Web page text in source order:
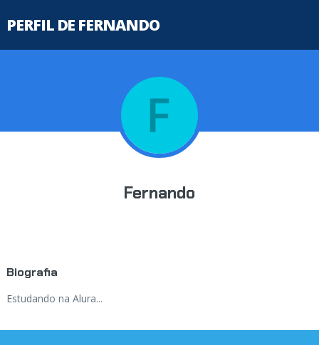
PERFIL DE FERNANDO
Fernando
Biografia
Estudando na Alura...